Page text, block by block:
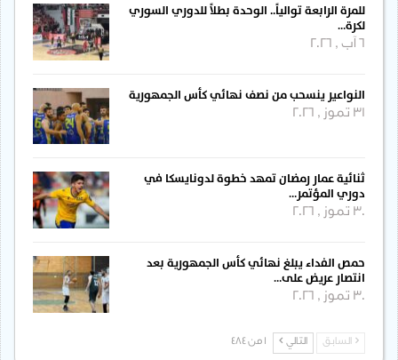
للمرة الرابعة توالياً.. الوحدة بطلاً للدوري السوري
لكرة…
النواعير ينسحب من نصف نهائي كأس الجمهورية
31 تموز , 2026
ثنائية عمار رمضان تمهد خطوة لدونايسكا في
دوري المؤتمر…
30 تموز , 2026
حمص الفداء يبلغ نهائي كأس الجمهورية بعد
انتصار عريض على…
30 تموز , 2026
السابق التالي